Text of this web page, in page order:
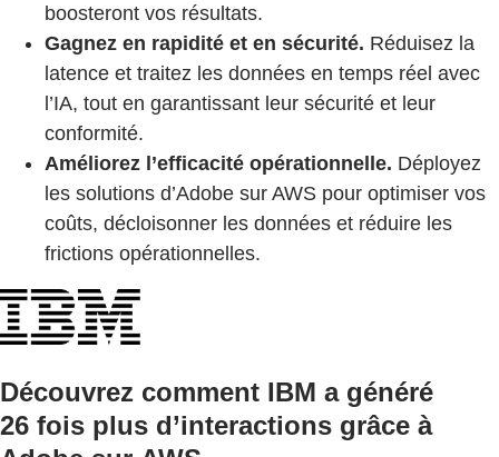
boosteront vos résultats.
Gagnez en rapidité et en sécurité. Réduisez la
latence et traitez les données en temps réel avec
l’IA, tout en garantissant leur sécurité et leur
conformité.
Améliorez l’efficacité opérationnelle. Déployez
les solutions d’Adobe sur AWS pour optimiser vos
coûts, décloisonner les données et réduire les
frictions opérationnelles.
Découvrez comment IBM a généré
26 fois plus d’interactions grâce à